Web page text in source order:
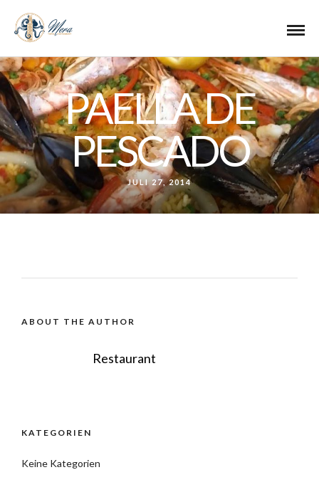
PAELLA DE
PESCADO
JULI 27, 2014
ABOUT THE AUTHOR
Restaurant
KATEGORIEN
Keine Kategorien